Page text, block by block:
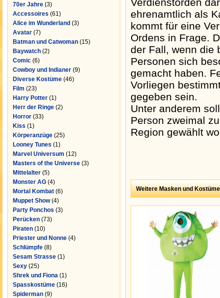
70er Jahre (3)
Accessoires (61)
Alice im Wunderland (3)
Avatar (7)
Batman und Catwoman (15)
Baywatch (2)
Comic (6)
Cowboy und Indianer (9)
Diverse Kostüme (46)
Film (23)
Harry Potter (1)
Herr der Ringe (2)
Horror (33)
Kiss (1)
Körperanzüge (25)
Looney Tunes (1)
Marvel Universum (12)
Masters of the Universe (3)
Mittelalter (5)
Monster AG (4)
Mortal Kombat (6)
Muppet Show(4)
Party Ponchos (3)
Perücken (73)
Piraten (10)
Priester und Nonne (4)
Schlümpfe (8)
Sesam Strasse (1)
Sexy (25)
Shrek und Fiona (1)
Spasskostüme (16)
Spiderman (9)
ehrenamtlich als
kommt für eine
Ordens in Frage.
der Fall, wenn die
Personen sich
gemacht haben.
Vorliegen
gegeben sein.
Unter anderem
Person zweimal
Region gewählt
Weitere Masken und